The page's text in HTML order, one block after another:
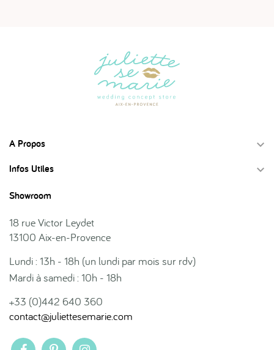
A Propos 
Infos Utiles 
Showroom
18 rue Victor Leydet
13100 Aix-en-Provence
Lundi : 13h - 18h (un lundi par mois sur rdv)
Mardi à samedi : 10h - 18h
+33 (0)442 640 360
contact@juliettesemarie.com